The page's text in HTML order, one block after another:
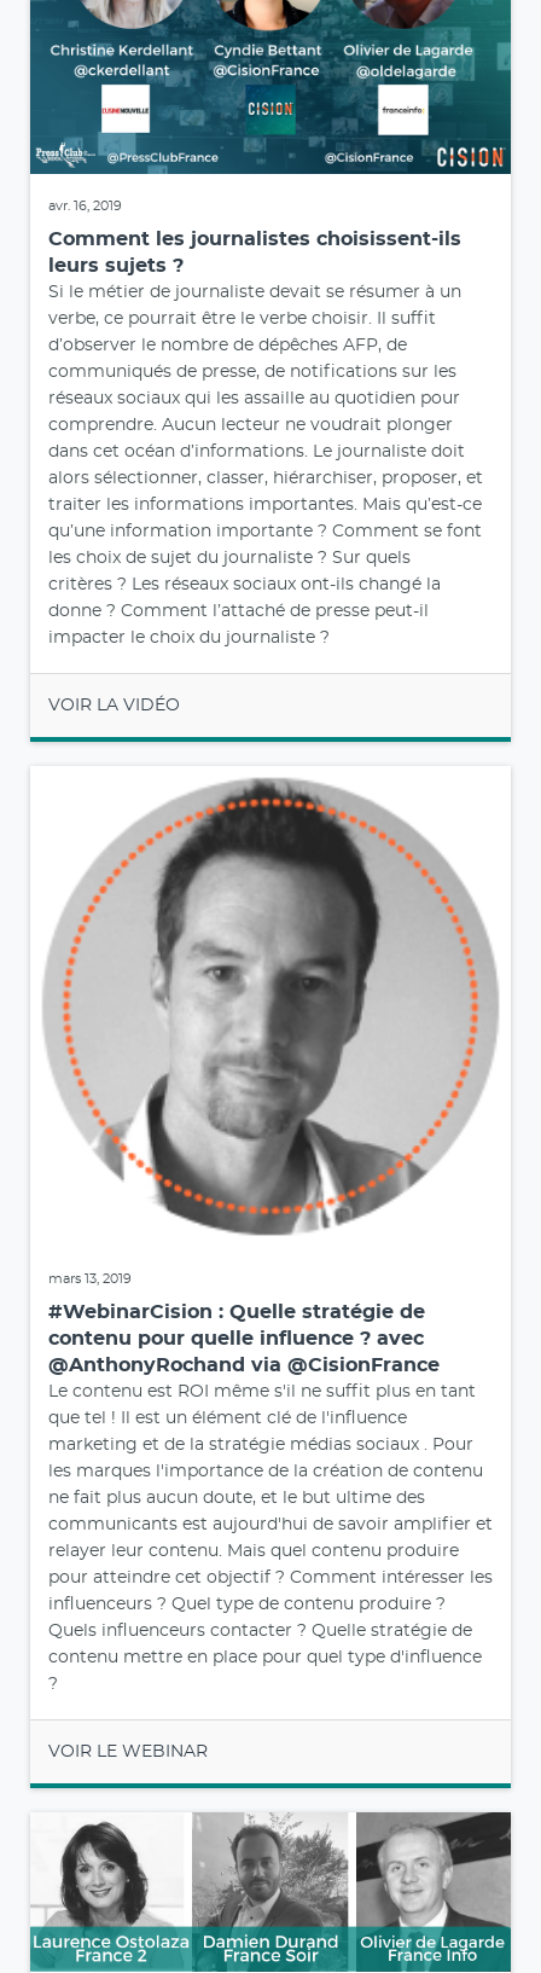
avr. 16, 2019
Comment les journalistes choisissent-ils
leurs sujets ?
Si le métier de journaliste devait se résumer à un
verbe, ce pourrait être le verbe choisir. Il suffit
d’observer le nombre de dépêches AFP, de
communiqués de presse, de notifications sur les
réseaux sociaux qui les assaille au quotidien pour
comprendre. Aucun lecteur ne voudrait plonger
dans cet océan d’informations. Le journaliste doit
alors sélectionner, classer, hiérarchiser, proposer, et
traiter les informations importantes. Mais qu’est-ce
qu’une information importante ? Comment se font
les choix de sujet du journaliste ? Sur quels
critères ? Les réseaux sociaux ont-ils changé la
donne ? Comment l’attaché de presse peut-il
impacter le choix du journaliste ?
VOIR LA VIDÉO
mars 13, 2019
#WebinarCision : Quelle stratégie de
contenu pour quelle influence ? avec
@AnthonyRochand via @CisionFrance
Le contenu est ROI même s'il ne suffit plus en tant
que tel ! Il est un élément clé de l'influence
marketing et de la stratégie médias sociaux . Pour
les marques l'importance de la création de contenu
ne fait plus aucun doute, et le but ultime des
communicants est aujourd'hui de savoir amplifier et
relayer leur contenu. Mais quel contenu produire
pour atteindre cet objectif ? Comment intéresser les
influenceurs ? Quel type de contenu produire ?
Quels influenceurs contacter ? Quelle stratégie de
contenu mettre en place pour quel type d'influence
?
VOIR LE WEBINAR